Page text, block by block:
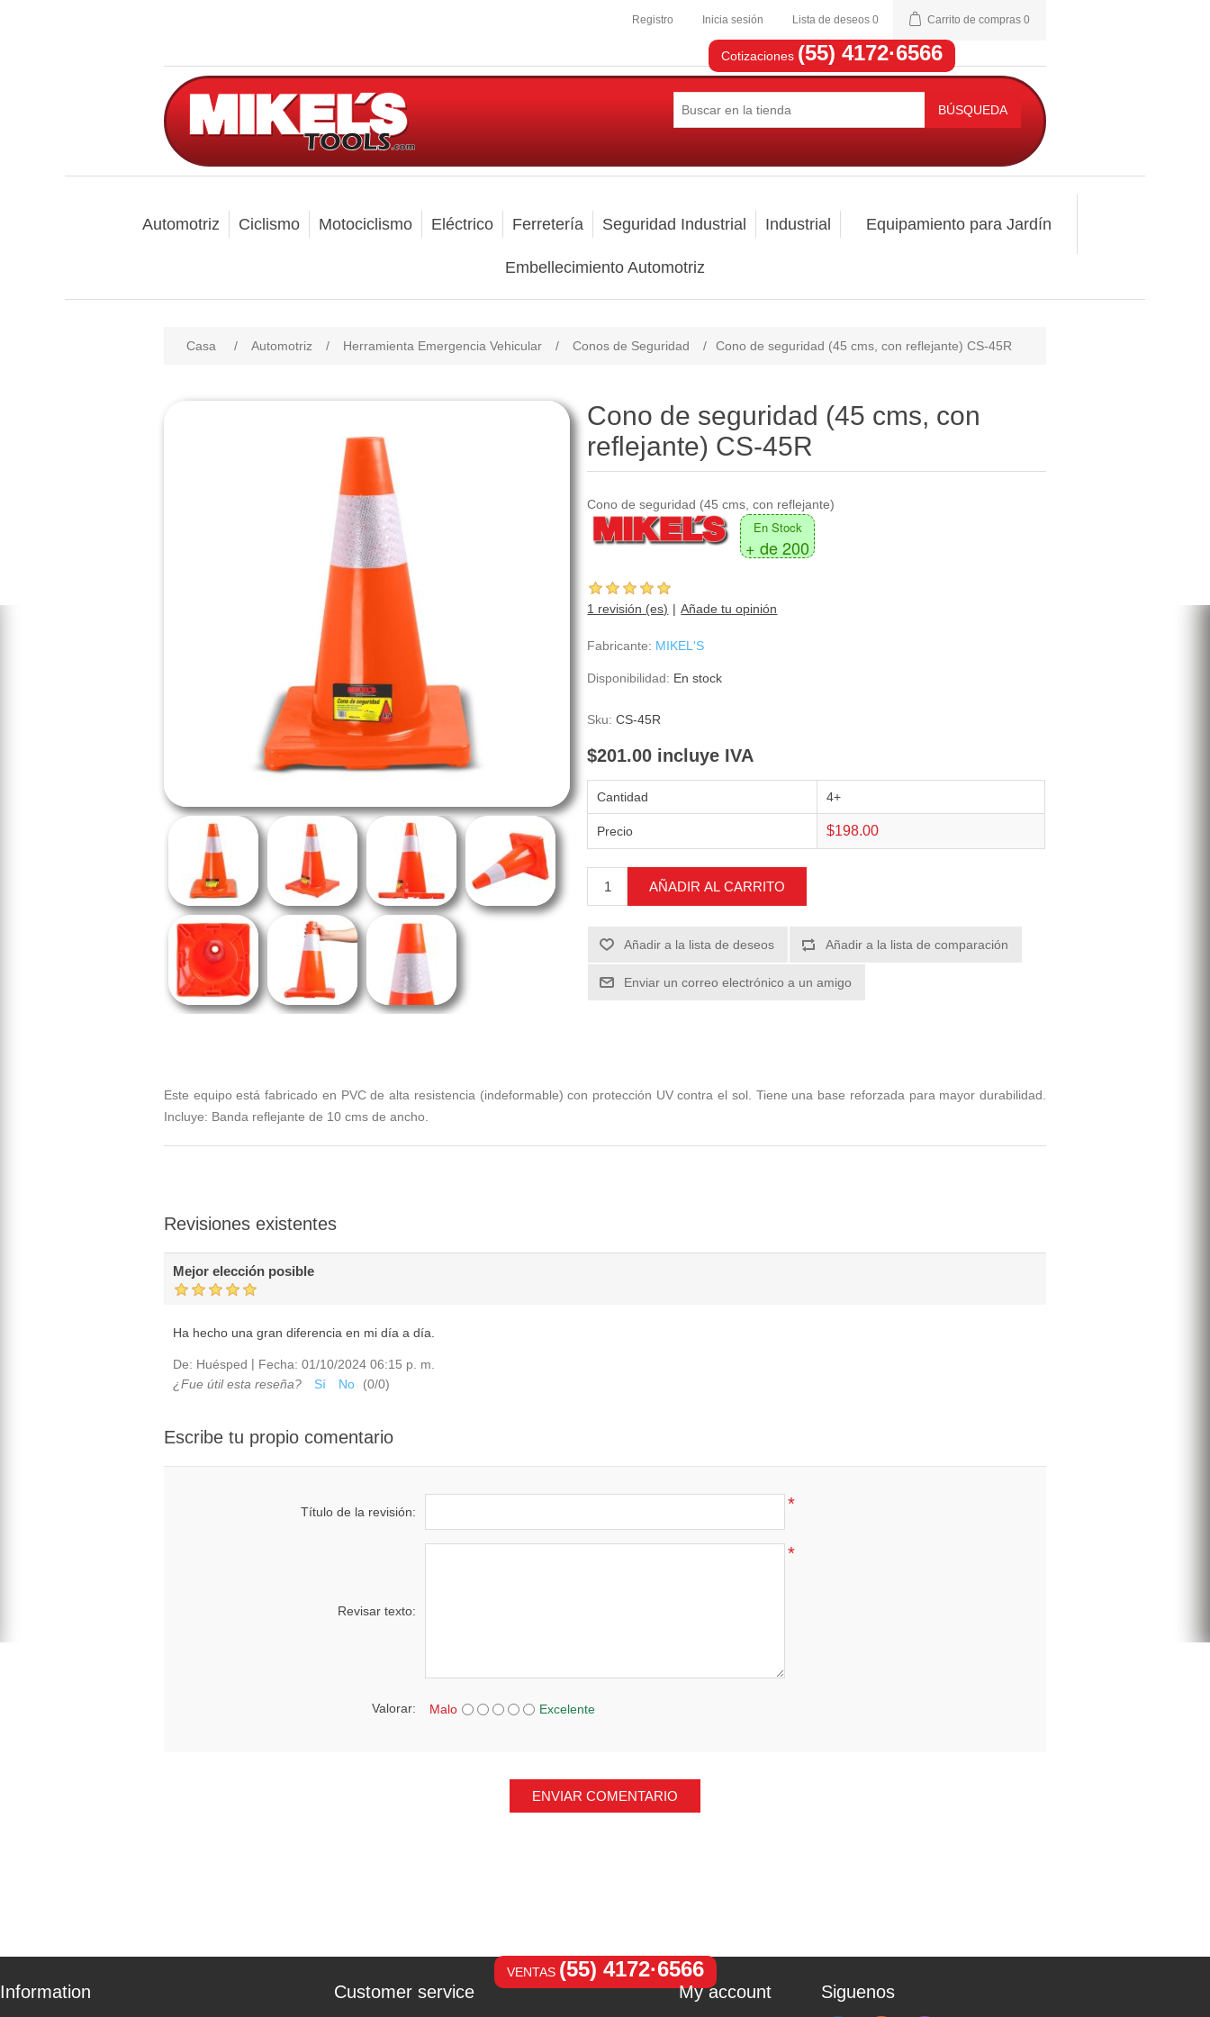
Registro Inicia sesión Lista de deseos 0 Carrito de compras 0
Cotizaciones (55) 4172·6566
BÚSQUEDA
Automotriz Ciclismo Motociclismo Eléctrico Ferretería Seguridad Industrial Industrial Equipamiento para Jardín
Embellecimiento Automotriz
Casa / Automotriz / Herramienta Emergencia Vehicular / Conos de Seguridad / Cono de seguridad (45 cms, con reflejante) CS-45R
Cono de seguridad (45 cms, con
reflejante) CS-45R
Cono de seguridad (45 cms, con reflejante)
En Stock
+ de 200
1 revisión (es) Añade tu opinión
Fabricante: MIKEL'S
Disponibilidad: En stock
Sku: CS-45R
$201.00 incluye IVA
Cantidad 4+
Precio $198.00
AÑADIR AL CARRITO
Añadir a la lista de deseos Añadir a la lista de comparación
Enviar un correo electrónico a un amigo
Este equipo está fabricado en PVC de alta resistencia (indeformable) con protección UV contra el sol. Tiene una base reforzada para mayor durabilidad.
Incluye: Banda reflejante de 10 cms de ancho.
Revisiones existentes
Mejor elección posible
Ha hecho una gran diferencia en mi día a día.
De: Huésped | Fecha: 01/10/2024 06:15 p. m.
¿Fue útil esta reseña?
Sí No (0/0)
Escribe tu propio comentario
Título de la revisión: *
Revisar texto:
*
Valorar: Malo Excelente
ENVIAR COMENTARIO
VENTAS (55) 4172·6566
Information Customer service My account Siguenos